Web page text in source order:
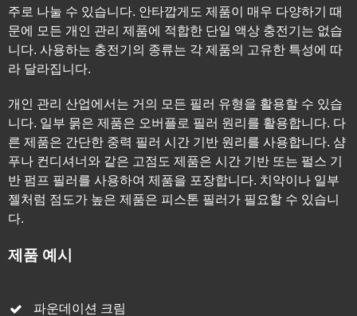
주로 나눌 수 있습니다. 안타깝게도 제품이 매우 다양하기 때
문에 모든 개인 관리 제품에 적합한 단일 액상 충전기는 없습
니다. 사용하는 충전기의 종류는 각 제품의 고유한 특성에 따
라 달라집니다.
개인 관리 산업에서는 거의 모든 필러 유형을 활용할 수 있습
니다. 일부 묽은 제품은 오버플로 필러 원리를 활용합니다. 다
른 제품은 간단한 중력 필러 시간 기반 원리를 사용합니다. 샴
푸나 컨디셔너와 같은 고점도 제품은 시간 기반 또는 펄스 기
반 펌프 필러를 사용하여 제품을 포장합니다. 치약이나 일부
젤처럼 점도가 높은 제품은 피스톤 필러가 필요할 수 있습니
다.
제품 예시
파운데이션 크림